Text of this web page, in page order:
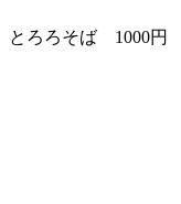
とろろそば 1000円